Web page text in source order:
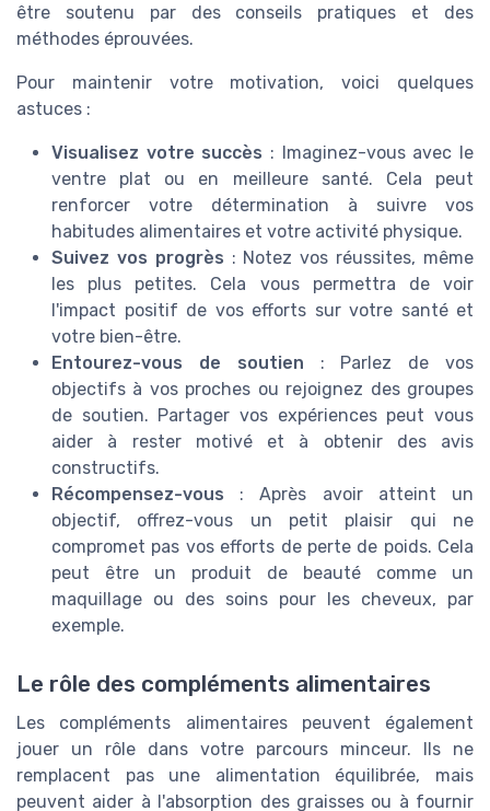
être soutenu par des conseils pratiques et des
méthodes éprouvées.
Pour maintenir votre motivation, voici quelques
astuces :
Visualisez votre succès : Imaginez-vous avec le
ventre plat ou en meilleure santé. Cela peut
renforcer votre détermination à suivre vos
habitudes alimentaires et votre activité physique.
Suivez vos progrès : Notez vos réussites, même
les plus petites. Cela vous permettra de voir
l'impact positif de vos efforts sur votre santé et
votre bien-être.
Entourez-vous de soutien : Parlez de vos
objectifs à vos proches ou rejoignez des groupes
de soutien. Partager vos expériences peut vous
aider à rester motivé et à obtenir des avis
constructifs.
Récompensez-vous : Après avoir atteint un
objectif, offrez-vous un petit plaisir qui ne
compromet pas vos efforts de perte de poids. Cela
peut être un produit de beauté comme un
maquillage ou des soins pour les cheveux, par
exemple.
Le rôle des compléments alimentaires
Les compléments alimentaires peuvent également
jouer un rôle dans votre parcours minceur. Ils ne
remplacent pas une alimentation équilibrée, mais
peuvent aider à l'absorption des graisses ou à fournir